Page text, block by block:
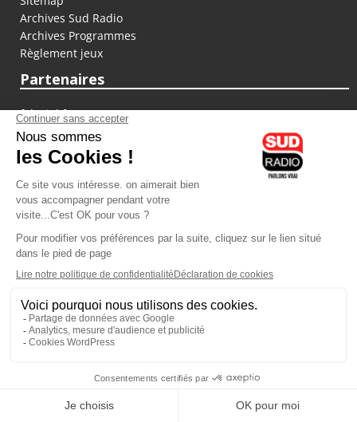
Archives Sud Radio
Archives Programmes
Règlement jeux
Partenaires
fiducial.fr
lyoncapitale.fr
olympique-et-lyonnais.com
L'application Iphone / Android
Téléchargez l'application
Les cookies
Gestion des cookies
Crédit photos : ©Sud Radio / Pierre Olivier
Brigitte Lahaie
Brigitte Lahaie Sud Radio
Animateur
Vous écoutez Sud Radio